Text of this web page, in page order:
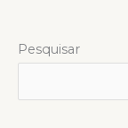
Pesquisar